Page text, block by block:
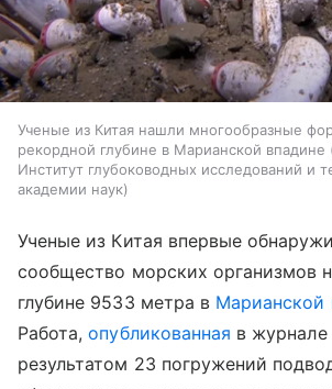
Ученые из Китая нашли многообразные
рекордной глубине в Марианской впадине
Институт глубоководных исследований и
академии наук
Ученые из Китая впервые
сообщество морских организмов
глубине 9533 метра в Марианской
Работа,опубликованная в журнале
результатом 23 погружений